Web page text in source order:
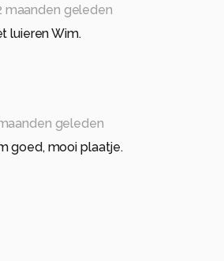
maanden geleden
luieren Wim.
geleden
goed, mooi plaatje.